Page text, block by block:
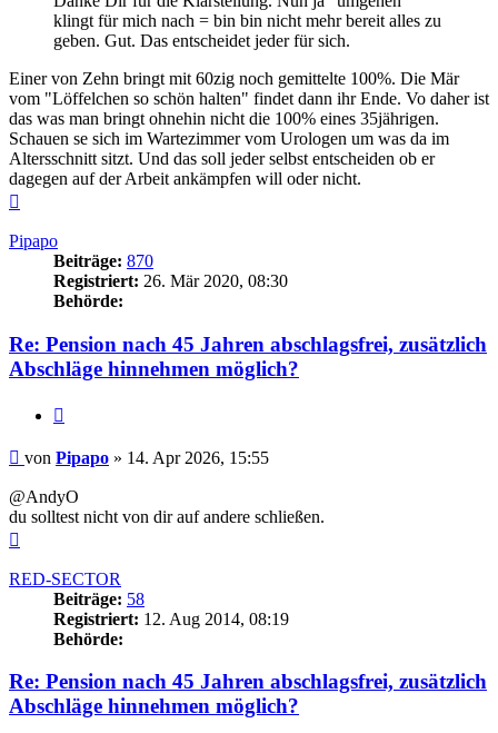
klingt für mich nach = bin bin nicht mehr bereit alles zu
geben. Gut. Das entscheidet jeder für sich.
Einer von Zehn bringt mit 60zig noch gemittelte 100%. Die Mär
vom "Löffelchen so schön halten" findet dann ihr Ende. Vo daher ist
das was man bringt ohnehin nicht die 100% eines 35jährigen.
Schauen se sich im Wartezimmer vom Urologen um was da im
Altersschnitt sitzt. Und das soll jeder selbst entscheiden ob er
dagegen auf der Arbeit ankämpfen will oder nicht.
Pipapo
Beiträge: 870
Registriert: 26. Mär 2020, 08:30
Behörde:
Re: Pension nach 45 Jahren abschlagsfrei, zusätzlich
Abschläge hinnehmen möglich?
Beitrag
von Pipapo » 14. Apr 2026, 15:55
@AndyO
du solltest nicht von dir auf andere schließen.
RED-SECTOR
Beiträge: 58
Registriert: 12. Aug 2014, 08:19
Behörde:
Re: Pension nach 45 Jahren abschlagsfrei, zusätzlich
Abschläge hinnehmen möglich?